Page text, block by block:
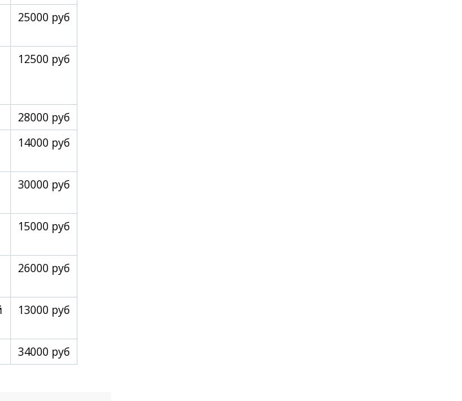
25000 руб
12500 руб
28000 руб
14000 руб
30000 руб
15000 руб
26000 руб
13000 руб
34000 руб